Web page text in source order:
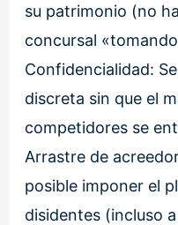
su patrimonio (no
concursal
Confidencialidad:
discreta sin que el
competidores se
Arrastre de
posible imponer el
disidentes (incluso